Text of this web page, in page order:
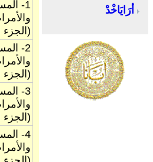
أرَايَاخْدْ
1-
(الجزء
2-
(الجزء
3-
(الجزء
4-